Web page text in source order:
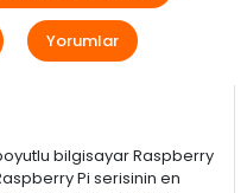
Yorumlar
bilgisayar Raspberry
Pi serisinin en